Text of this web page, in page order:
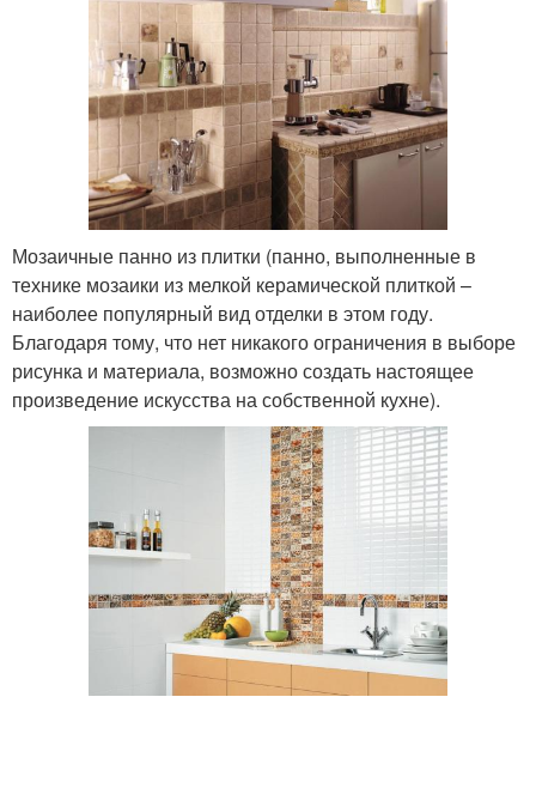
Мозаичные панно из плитки (панно, выполненные в
технике мозаики из мелкой керамической плиткой –
наиболее популярный вид отделки в этом году.
Благодаря тому, что нет никакого ограничения в выборе
рисунка и материала, возможно создать настоящее
произведение искусства на собственной кухне).